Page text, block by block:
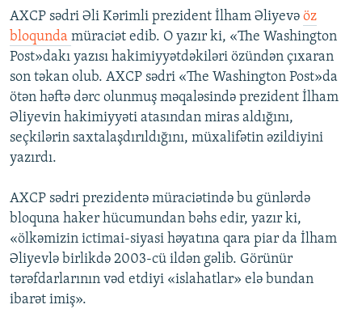
BIZIMLƏ ƏLAQƏ
XƏBƏR BÜLLETENLƏRIMIZ
AXCP sədri Əli Kərimli prezident İlham Əliyevə öz
bloqunda müraciət edib. O yazır ki, «The Washington
Post»dakı yazısı hakimiyyətdəkiləri özündən çıxaran
son təkan olub. AXCP sədri «The Washington Post»da
ötən həftə dərc olunmuş məqaləsində prezident İlham
Əliyevin hakimiyyəti atasından miras aldığını,
seçkilərin saxtalaşdırıldığını, müxalifətin əzildiyini
yazırdı.
AXCP sədri prezidentə müraciətində bu günlərdə
bloquna haker hücumundan bəhs edir, yazır ki,
«ölkəmizin ictimai-siyasi həyatına qara piar da İlham
Əliyevlə birlikdə 2003-cü ildən gəlib. Görünür
tərəfdarlarının vəd etdiyi «islahatlar» elə bundan
ibarət imiş».